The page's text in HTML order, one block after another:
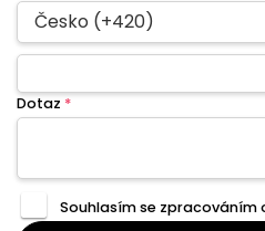
Česko (+420)
Dotaz *
Souhlasím se zpracováním